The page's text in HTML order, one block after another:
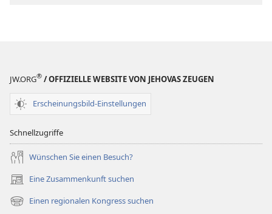
JW.ORG® / OFFIZIELLE WEBSITE VON JEHOVAS ZEUGEN
Erscheinungsbild-Einstellungen
Schnellzugriffe
Wünschen Sie einen Besuch?
Eine Zusammenkunft suchen
(öffnet
neues
Fenster)
Einen regionalen Kongress suchen
(öffnet